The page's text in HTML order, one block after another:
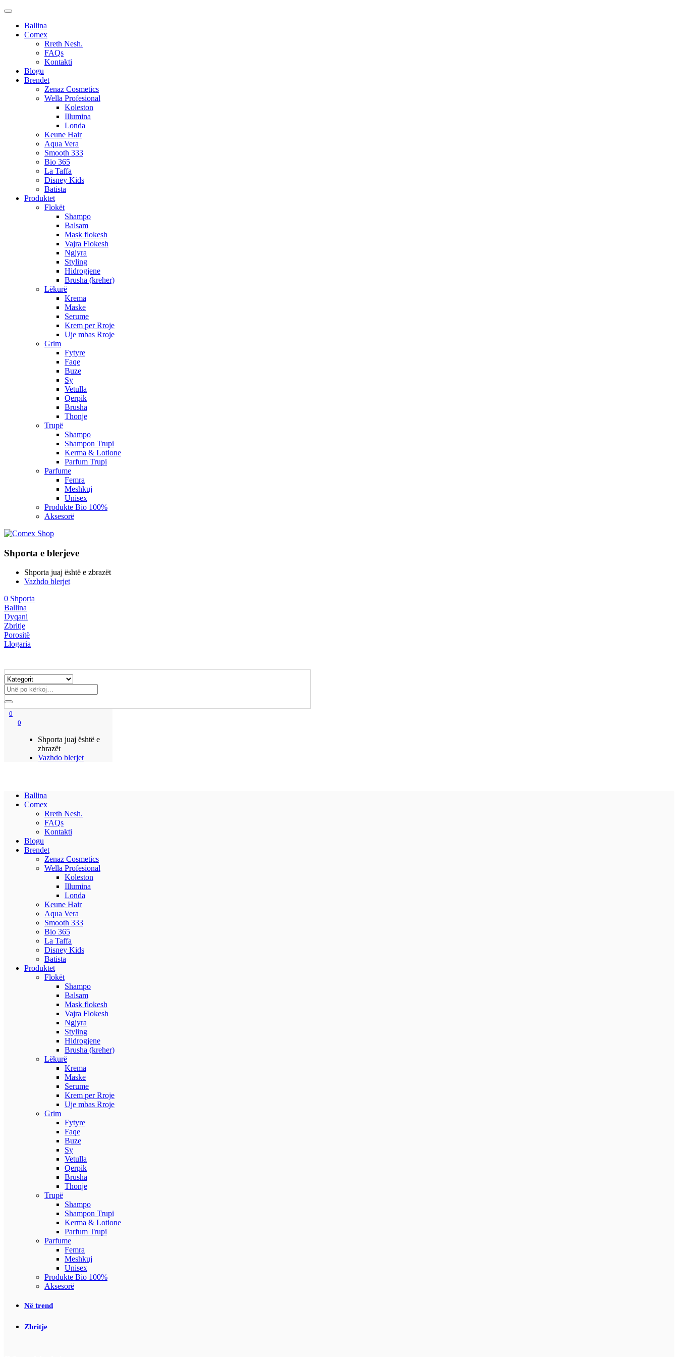
Ballina
Comex
Rreth Nesh.
FAQs
Kontakti
Blogu
Brendet
Zenaz Cosmetics
Wella Profesional
Koleston
Illumina
Londa
Keune Hair
Aqua Vera
Smooth 333
Bio 365
La Taffa
Disney Kids
Batista
Produktet
Flokët
Shampo
Balsam
Mask flokesh
Vajra Flokesh
Ngjyra
Styling
Hidrogjene
Brusha (kreher)
Lëkurë
Krema
Maske
Serume
Krem per Rroje
Uje mbas Rroje
Grim
Fytyre
Faqe
Buze
Sy
Vetulla
Qerpik
Brusha
Thonje
Trupë
Shampo
Shampon Trupi
Kerma & Lotione
Parfum Trupi
Parfume
Femra
Meshkuj
Unisex
Produkte Bio 100%
Aksesorë
Shporta e blerjeve
Shporta juaj është e zbrazët
Vazhdo blerjet
0 Shporta
Ballina
Dyqani
Zbritje
Porositë
Llogaria
0
0
Shporta juaj është e
zbrazët
Vazhdo blerjet
Ballina
Comex
Rreth Nesh.
FAQs
Kontakti
Blogu
Brendet
Zenaz Cosmetics
Wella Profesional
Koleston
Illumina
Londa
Keune Hair
Aqua Vera
Smooth 333
Bio 365
La Taffa
Disney Kids
Batista
Produktet
Flokët
Shampo
Balsam
Mask flokesh
Vajra Flokesh
Ngjyra
Styling
Hidrogjene
Brusha (kreher)
Lëkurë
Krema
Maske
Serume
Krem per Rroje
Uje mbas Rroje
Grim
Fytyre
Faqe
Buze
Sy
Vetulla
Qerpik
Brusha
Thonje
Trupë
Shampo
Shampon Trupi
Kerma & Lotione
Parfum Trupi
Parfume
Femra
Meshkuj
Unisex
Produkte Bio 100%
Aksesorë
Në trend
Zbritje